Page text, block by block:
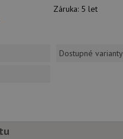
Záruka: 5 let
Dostupné varianty